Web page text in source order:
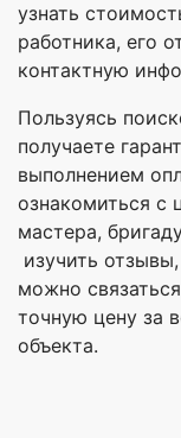
узнать
работника, его
контактную
Пользуясь
получаете
выполнением
ознакомиться с
мастера,
изучить
можно
точную цену за­
объекта.